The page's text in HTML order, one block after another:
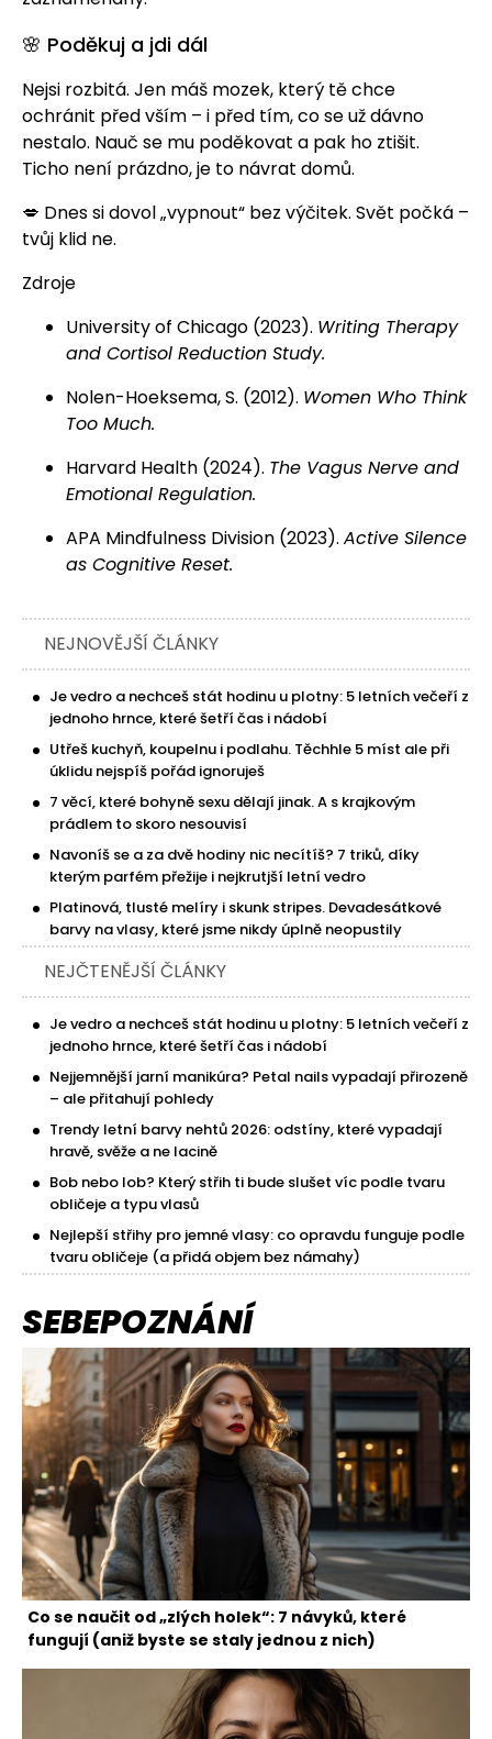
🌸 Poděkuj a jdi dál
Nejsi rozbitá. Jen máš mozek, který tě chce
ochránit před vším – i před tím, co se už dávno
nestalo. Nauč se mu poděkovat a pak ho ztišit.
Ticho není prázdno, je to návrat domů.
💋 Dnes si dovol „vypnout“ bez výčitek. Svět počká –
tvůj klid ne.
Zdroje
University of Chicago (2023). Writing Therapy
and Cortisol Reduction Study.
Nolen-Hoeksema, S. (2012). Women Who Think
Too Much.
Harvard Health (2024). The Vagus Nerve and
Emotional Regulation.
APA Mindfulness Division (2023). Active Silence
as Cognitive Reset.
NEJNOVĚJŠÍ ČLÁNKY
Je vedro a nechceš stát hodinu u plotny: 5 letních večeří z
jednoho hrnce, které šetří čas i nádobí
Utřeš kuchyň, koupelnu i podlahu. Těchhle 5 míst ale při
úklidu nejspíš pořád ignoruješ
7 věcí, které bohyně sexu dělají jinak. A s krajkovým
prádlem to skoro nesouvisí
Navoníš se a za dvě hodiny nic necítíš? 7 triků, díky
kterým parfém přežije i nejkrutjší letní vedro
Platinová, tlusté melíry i skunk stripes. Devadesátkové
barvy na vlasy, které jsme nikdy úplně neopustily
NEJČTENĚJŠÍ ČLÁNKY
Je vedro a nechceš stát hodinu u plotny: 5 letních večeří z
jednoho hrnce, které šetří čas i nádobí
Nejjemnější jarní manikúra? Petal nails vypadají přirozeně
– ale přitahují pohledy
Trendy letní barvy nehtů 2026: odstíny, které vypadají
hravě, svěže a ne lacině
Bob nebo lob? Který střih ti bude slušet víc podle tvaru
obličeje a typu vlasů
Nejlepší střihy pro jemné vlasy: co opravdu funguje podle
tvaru obličeje (a přidá objem bez námahy)
SEBEPOZNÁNÍ
Co se naučit od „zlých holek“: 7 návyků, které
fungují (aniž byste se staly jednou z nich)